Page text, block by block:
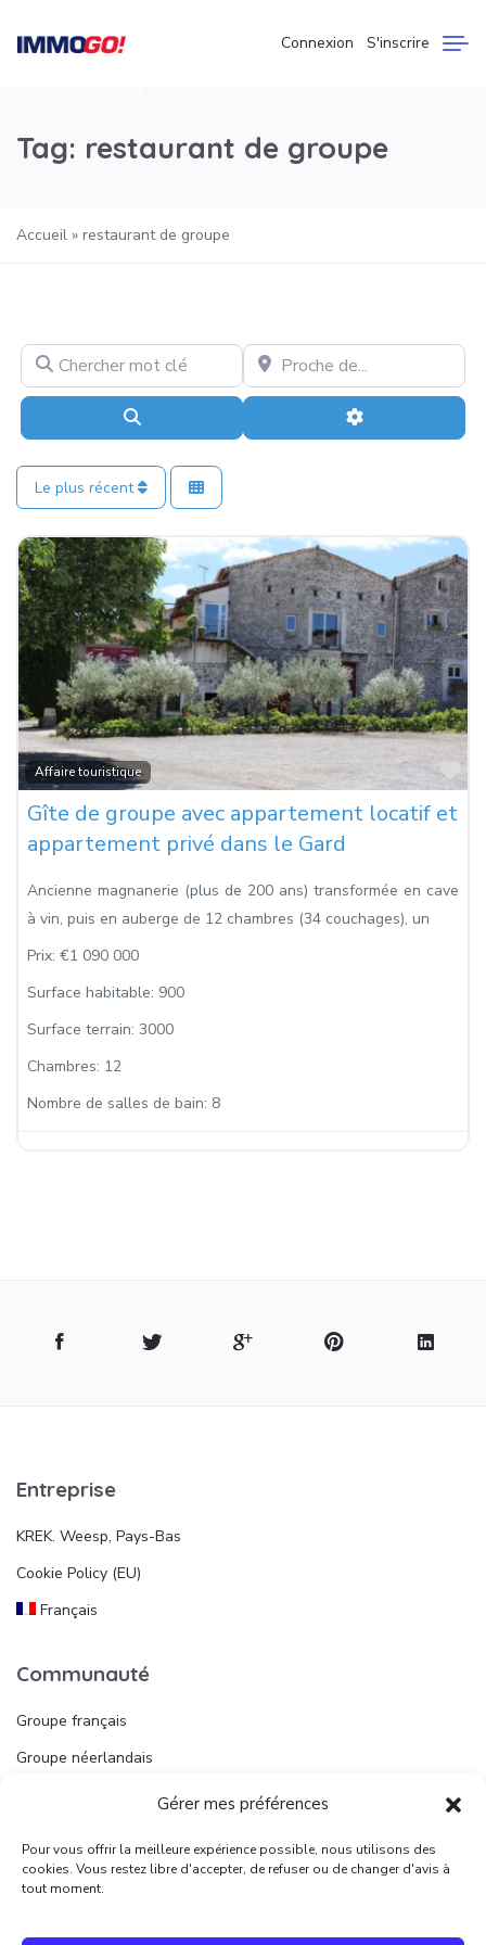
Gérer mes préférences
Pour vous offrir la meilleure expérience possible, nous utilisons des
cookies. Vous restez libre d'accepter, de refuser ou de changer d'avis à
tout moment.
Connexion S'inscrire
Tag: restaurant de groupe
Accueil » restaurant de groupe
Chercher mot clé Proche de…
Recherche Advanced
Le plus récent
Affaire touristique
Gîte de groupe avec appartement locatif et
appartement privé dans le Gard
Ancienne magnanerie (plus de 200 ans) transformée en cave
à vin, puis en auberge de 12 chambres (34 couchages), un
Prix: €1 090 000
Surface habitable: 900
Surface terrain: 3000
Chambres: 12
Nombre de salles de bain: 8
Entreprise
KREK. Weesp, Pays-Bas
Cookie Policy (EU)
Français
Communauté
Groupe français
Groupe néerlandais
Publier une annonce
Juridique